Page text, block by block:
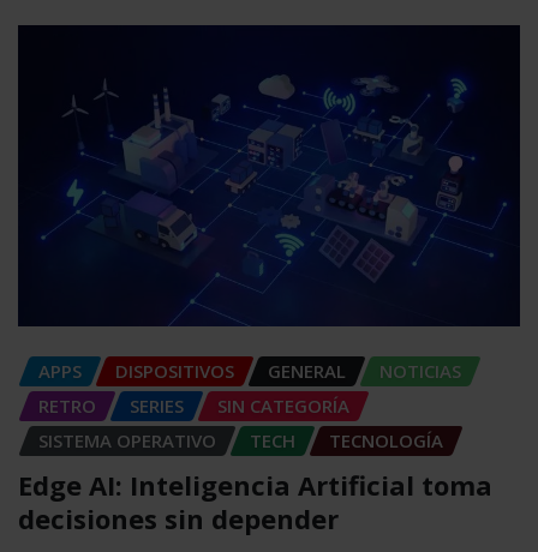
APPS DISPOSITIVOS GENERAL
NOTICIAS
RETRO
SERIES
SIN CATEGORÍA
SISTEMA OPERATIVO
TECH TECNOLOGÍA
Edge AI: Inteligencia Artificial toma
decisiones sin depender